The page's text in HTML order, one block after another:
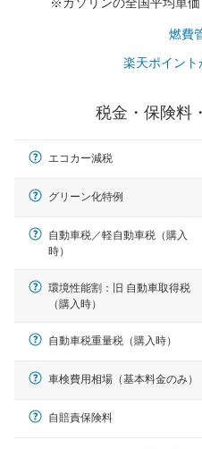
一般的な車体
燃費
楽天ポイン
税金・保険料
エコカー減税
グリーン化特例
自動車税／軽自動車税（購入
時）
環境性能割：旧 自動車取得税
（購入時）
自動車税重量税（購入時）
車検費用相場（基本料金のみ）
自賠責保険料